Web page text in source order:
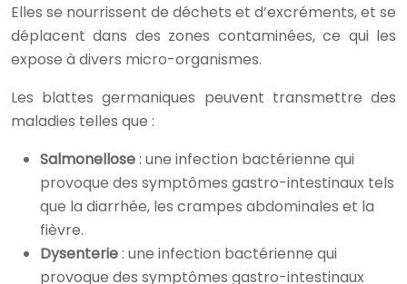
Elles se nourrissent de déchets et d’excréments, et se
déplacent dans des zones contaminées, ce qui les
expose à divers micro-organismes.
Les blattes germaniques peuvent transmettre des
maladies telles que :
Salmonellose: une infection bactérienne qui
provoque des symptômes gastro-intestinaux tels
que la diarrhée, les crampes abdominales et la
fièvre.
Dysenterie: une infection bactérienne qui
provoque des symptômes gastro-intestinaux